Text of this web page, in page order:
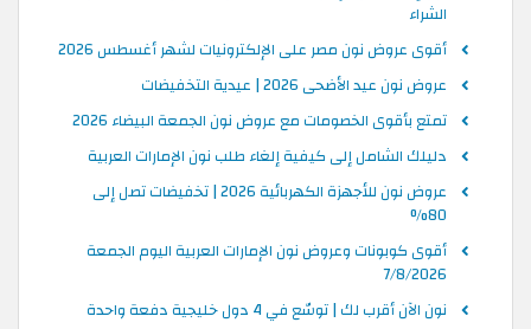
الشراء
أقوى عروض نون مصر على الإلكترونيات لشهر أغسطس 2026
عروض نون عيد الأضحى 2026 | عيدية التخفيضات
تمتع بأقوى الخصومات مع عروض نون الجمعة البيضاء 2026
دليلك الشامل إلى كيفية إلغاء طلب نون الإمارات العربية
عروض نون للأجهزة الكهربائية 2026 | تخفيضات تصل إلى
80%
أقوى كوبونات وعروض نون الإمارات العربية اليوم الجمعة
7/8/2026
نون الآن أقرب لك | توسّع في 4 دول خليجية دفعة واحدة